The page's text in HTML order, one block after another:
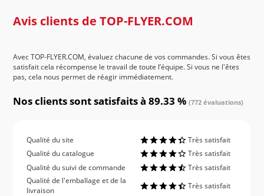
Avis clients de TOP-FLYER.COM
Avec TOP-FLYER.COM, évaluez chacune de vos commandes. Si vous êtes
satisfait cela récompense le travail de toute l’équipe. Si vous ne l'êtes
pas, cela nous permet de réagir immédiatement.
Nos clients sont satisfaits à 89.33 %(772 évaluations)
Qualité du site
Très satisfait
Qualité du catalogue
Très satisfait
Qualité du suivi de commande
Très satisfait
Qualité de l'emballage et de la
livraison
Très satisfait